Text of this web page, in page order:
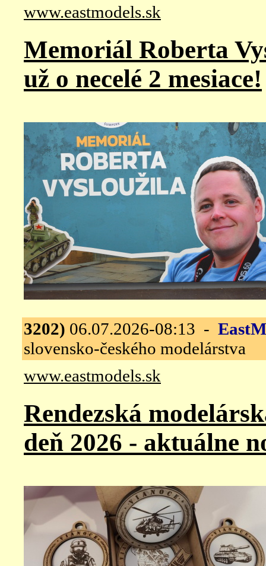
www.eastmodels.sk
Memoriál Roberta
už o necelé 2 mesiace!
3202) 06.07.2026-08:13 -
slovensko-českého modelárstva
www.eastmodels.sk
Rendezská
deň 2026 - aktuálne